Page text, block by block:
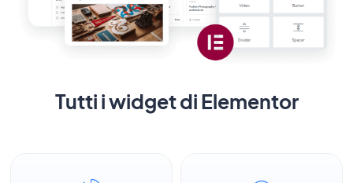
Tutti i widget di Elementor